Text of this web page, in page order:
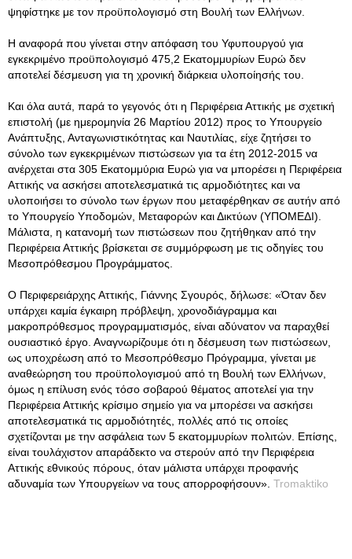
ψηφίστηκε με τον προϋπολογισμό στη Βουλή των Ελλήνων.
Η αναφορά που γίνεται στην απόφαση του Υφυπουργού για
εγκεκριμένο προϋπολογισμό 475,2 Εκατομμυρίων Ευρώ δεν
αποτελεί δέσμευση για τη χρονική διάρκεια υλοποίησής του.
Και όλα αυτά, παρά το γεγονός ότι η Περιφέρεια Αττικής με σχετική
επιστολή (με ημερομηνία 26 Μαρτίου 2012) προς το Υπουργείο
Ανάπτυξης, Ανταγωνιστικότητας και Ναυτιλίας, είχε ζητήσει το
σύνολο των εγκεκριμένων πιστώσεων για τα έτη 2012-2015 να
ανέρχεται στα 305 Εκατομμύρια Ευρώ για να μπορέσει η Περιφέρεια
Αττικής να ασκήσει αποτελεσματικά τις αρμοδιότητες και να
υλοποιήσει το σύνολο των έργων που μεταφέρθηκαν σε αυτήν από
το Υπουργείο Υποδομών, Μεταφορών και Δικτύων (ΥΠΟΜΕΔΙ)
Μάλιστα, η κατανομή των πιστώσεων που ζητήθηκαν από την
Περιφέρεια Αττικής βρίσκεται σε συμμόρφωση με τις οδηγίες του
Μεσοπρόθεσμου Προγράμματος.
Ο Περιφερειάρχης Αττικής, Γιάννης Σγουρός, δήλωσε: «Όταν δεν
υπάρχει καμία έγκαιρη πρόβλεψη, χρονοδιάγραμμα και
μακροπρόθεσμος προγραμματισμός, είναι αδύνατον να παραχθεί
ουσιαστικό έργο. Αναγνωρίζουμε ότι η δέσμευση των πιστώσεων,
ως υποχρέωση από το Μεσοπρόθεσμο Πρόγραμμα, γίνεται με
αναθεώρηση του προϋπολογισμού από τη Βουλή των Ελλήνων,
όμως η επίλυση ενός τόσο σοβαρού θέματος αποτελεί για την
Περιφέρεια Αττικής κρίσιμο σημείο για να μπορέσει να ασκήσει
αποτελεσματικά τις αρμοδιότητές, πολλές από τις οποίες
σχετίζονται με την ασφάλεια των 5 εκατομμυρίων πολιτών. Επίσης,
είναι τουλάχιστον απαράδεκτο να στερούν από την Περιφέρεια
Αττικής εθνικούς πόρους, όταν μάλιστα υπάρχει προφανής
αδυναμία των Υπουργείων να τους απορροφήσουν». Tromaktiko